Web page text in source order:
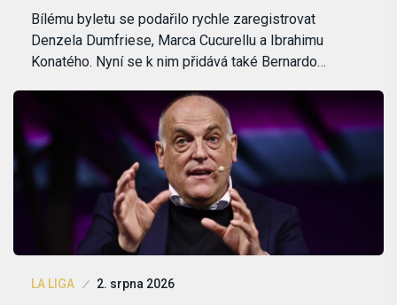
Bílému byletu se podařilo rychle zaregistrovat
Denzela Dumfriese, Marca Cucurellu a Ibrahimu
Konatého. Nyní se k nim přidává také Bernardo…
LA LIGA 2. srpna 2026